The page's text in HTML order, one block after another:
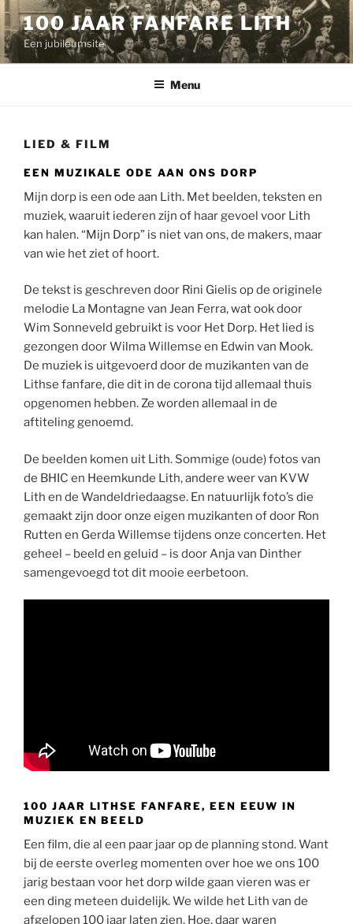
Ga
naar
de
inhoud
100 JAAR FANFARE LITH
Een jubileumsite
Menu
LIED & FILM
EEN MUZIKALE ODE AAN ONS DORP
Mijn dorp is een ode aan Lith. Met beelden, teksten en
muziek, waaruit iederen zijn of haar gevoel voor Lith
kan halen. “Mijn Dorp” is niet van ons, de makers, maar
van wie het ziet of hoort.
De tekst is geschreven door Rini Gielis op de originele
melodie La Montagne van Jean Ferra, wat ook door
Wim Sonneveld gebruikt is voor Het Dorp. Het lied is
gezongen door Wilma Willemse en Edwin van Mook.
De muziek is uitgevoerd door de muzikanten van de
Lithse fanfare, die dit in de corona tijd allemaal thuis
opgenomen hebben. Ze worden allemaal in de
aftiteling genoemd.
De beelden komen uit Lith. Sommige (oude) fotos van
de BHIC en Heemkunde Lith, andere weer van KVW
Lith en de Wandeldriedaagse. En natuurlijk foto’s die
gemaakt zijn door onze eigen muzikanten of door Ron
Rutten en Gerda Willemse tijdens onze concerten. Het
geheel – beeld en geluid – is door Anja van Dinther
samengevoegd tot dit mooie eerbetoon.
100 JAAR LITHSE FANFARE, EEN EEUW IN
MUZIEK EN BEELD
Een film, die al een paar jaar op de planning stond. Want
bij de eerste overleg momenten over hoe we ons 100
jarig bestaan voor het dorp wilde gaan vieren was er
een ding meteen duidelijk. We wilde het Lith van de
afgelopen 100 jaar laten zien. Hoe, daar waren